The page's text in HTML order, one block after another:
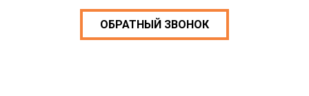
ОБРАТНЫЙ ЗВОНОК